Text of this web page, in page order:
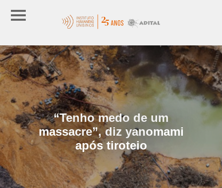
“Tenho medo de um
massacre”, diz yanomami
após tiroteio